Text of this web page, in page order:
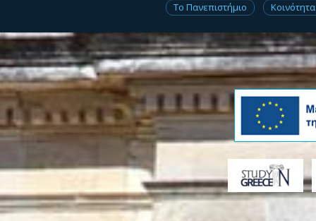
Το Πανεπιστήμιο Κοινότητα